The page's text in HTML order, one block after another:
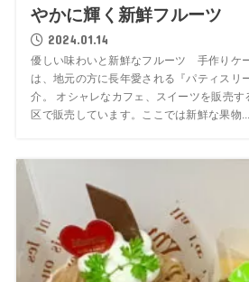
やかに輝く新鮮フルーツ
2024.01.14
優しい味わいと新鮮なフルーツ 手作り
は、地元の方に長年愛される『パティスリ
介。 オシャレなカフェ、スイーツを販売す
区で販売しています。ここでは新鮮な果物...